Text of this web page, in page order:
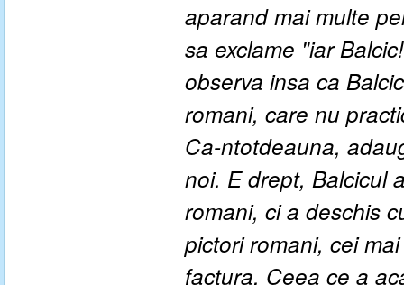
aparand mai multe
sa exclame "iar
observa insa ca
romani, care nu
Ca-ntotdeauna,
noi. E drept, Balcicul
romani, ci a deschis
pictori romani, cei
factura. Ceea ce a